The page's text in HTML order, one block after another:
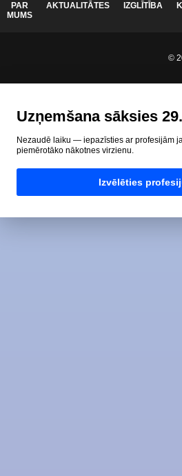
PAR
MUMS
AKTUALITĀTES IZGLĪTĪBA
©
Uzņemšana sāksies
Nezaudē laiku — iepazīsties ar profesijām
piemērotāko nākotnes virzienu.
Izvēlēties